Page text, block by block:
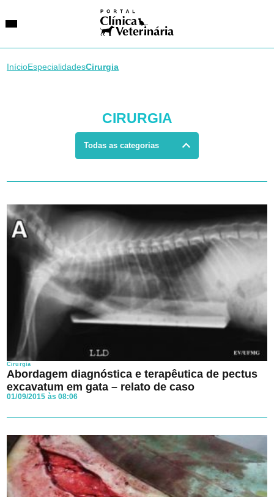
Entidades
InícioEspecialidadesCirurgia
CIRURGIA
Todas as categorias
Cirurgia
Abordagem diagnóstica e terapêutica de pectus
excavatum em gata – relato de caso
01/09/2015 às 08:06